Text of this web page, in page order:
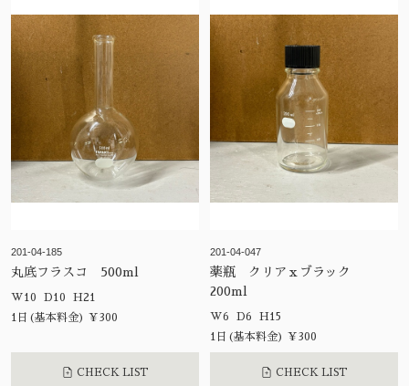
201-04-185
丸底フラスコ 500ml
W10 D10 H21
1日(基本料金) ¥300
CHECK LIST
201-04-047
薬瓶 クリアｘブラック
200ml
W6 D6 H15
1日(基本料金) ¥300
CHECK LIST